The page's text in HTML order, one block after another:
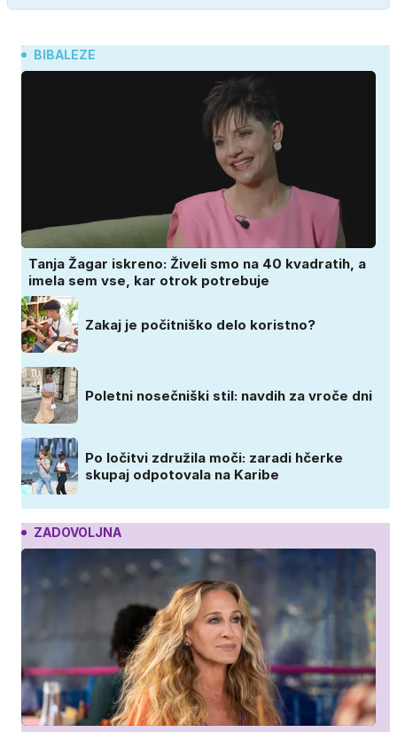
BIBALEZE
Tanja Žagar iskreno: Živeli smo na 40 kvadratih, a
imela sem vse, kar otrok potrebuje
Zakaj je počitniško delo koristno?
Poletni nosečniški stil: navdih za vroče dni
Po ločitvi združila moči: zaradi hčerke
skupaj odpotovala na Karibe
ZADOVOLJNA